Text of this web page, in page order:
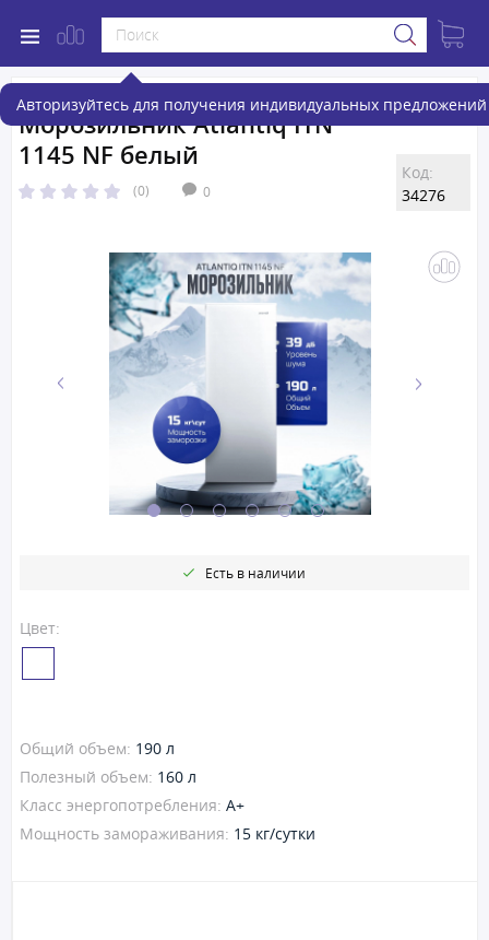
Авторизуйтесь для получения индивидуальных предложений
Морозильник Atlantiq ITN
1145 NF белый
(0) 0
Код:
34276
Цвет:
Есть в наличии
Общий объем: 190 л
Полезный объем: 160 л
Класс энергопотребления: A+
Мощность замораживания: 15 кг/сутки